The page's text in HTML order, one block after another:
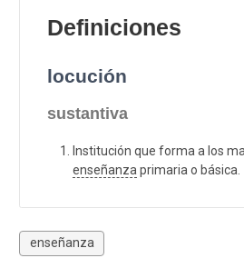
Definiciones
locución
sustantiva
Institución que forma a los
enseñanza primaria o básica.
enseñanza